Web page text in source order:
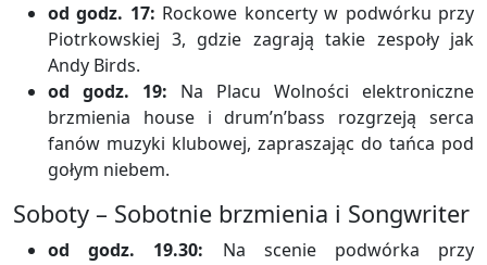
od godz. 17: Rockowe koncerty w podwórku przy
Piotrkowskiej 3, gdzie zagrają takie zespoły jak
Andy Birds.
od godz. 19: Na Placu Wolności elektroniczne
brzmienia house i drum’n’bass rozgrzeją serca
fanów muzyki klubowej, zapraszając do tańca pod
gołym niebem.
Soboty – Sobotnie brzmienia i Songwriter
od godz. 19.30: Na scenie podwórka przy